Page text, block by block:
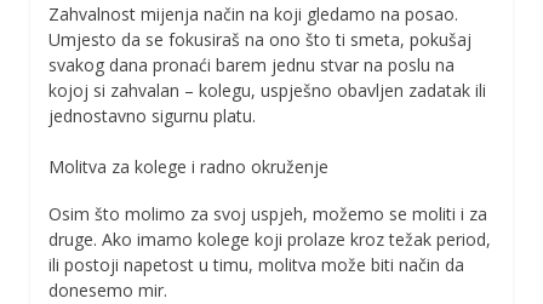
Zahvalnost mijenja način na koji gledamo na posao.
Umjesto da se fokusiraš na ono što ti smeta, pokušaj
svakog dana pronaći barem jednu stvar na poslu na
kojoj si zahvalan – kolegu, uspješno obavljen zadatak ili
jednostavno sigurnu platu.
Molitva za kolege i radno okruženje
Osim što molimo za svoj uspjeh, možemo se moliti i za
druge. Ako imamo kolege koji prolaze kroz težak period,
ili postoji napetost u timu, molitva može biti način da
donesemo mir.